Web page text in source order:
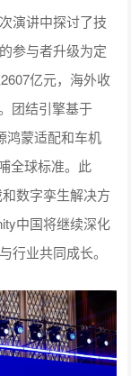
演讲中探讨了技
参与者升级为定
亿元，海外收
团结引擎基于
鸿蒙适配和车机
全球标准。此
数字孪生解决方
中国将继续深化
行业共同成长。